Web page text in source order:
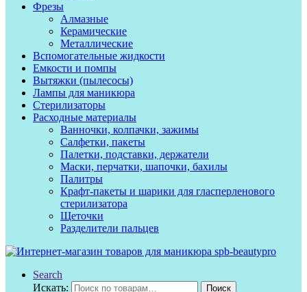
Фрезы
Алмазные
Керамические
Металлические
Вспомогательные жидкости
Емкости и помпы
Вытяжки (пылесосы)
Лампы для маникюра
Стерилизаторы
Расходные материалы
Ванночки, колпачки, зажимы
Салфетки, пакеты
Палетки, подставки, держатели
Маски, перчатки, шапочки, бахилы
Палитры
Крафт-пакеты и шарики для гласперленового
стерилизатора
Щеточки
Разделители пальцев
Search
Искать:
Поиск